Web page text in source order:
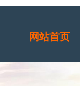
网站首页